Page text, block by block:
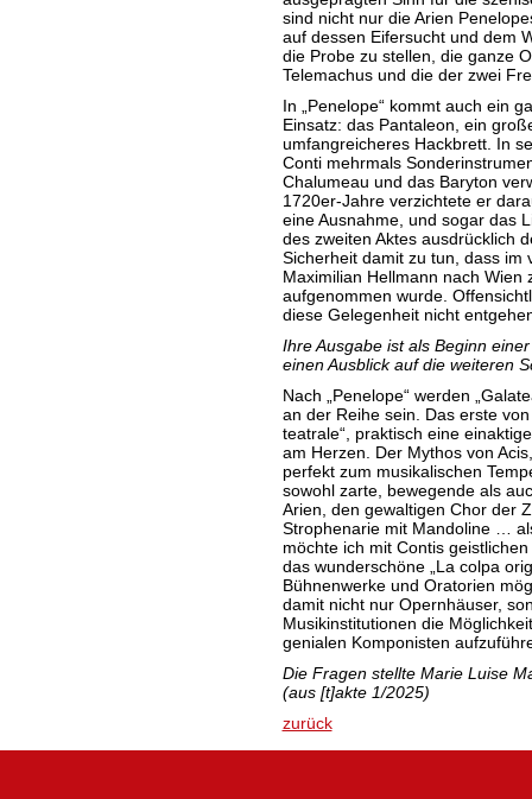
sind nicht nur die Arien
auf dessen Eifersucht und dem
die Probe zu stellen, die ganze
Telemachus und die der zwei
In „Penelope“ kommt auch ein
Einsatz: das Pantaleon, ein
umfangreicheres Hackbrett. In
Conti mehrmals
Chalumeau und das Baryton
1720er-Jahre verzichtete er
eine Ausnahme, und sogar das
des zweiten Aktes ausdrücklich
Sicherheit damit zu tun, dass im
Maximilian Hellmann nach Wien
aufgenommen wurde.
diese Gelegenheit nicht
Ihre Ausgabe ist als Beginn
einen Ausblick auf die weiteren
Nach „Penelope“ werden
an der Reihe sein. Das erste
teatrale“, praktisch eine
am Herzen. Der Mythos von
perfekt zum musikalischen
sowohl zarte, bewegende als
Arien, den gewaltigen Chor der
Strophenarie mit Mandoline …
möchte ich mit Contis
das wunderschöne „La colpa
Bühnenwerke und Oratorien
damit nicht nur Opernhäuser,
Musikinstitutionen die
genialen Komponisten
Die Fragen stellte Marie Luise
(aus [t]akte 1/2025)
zurück